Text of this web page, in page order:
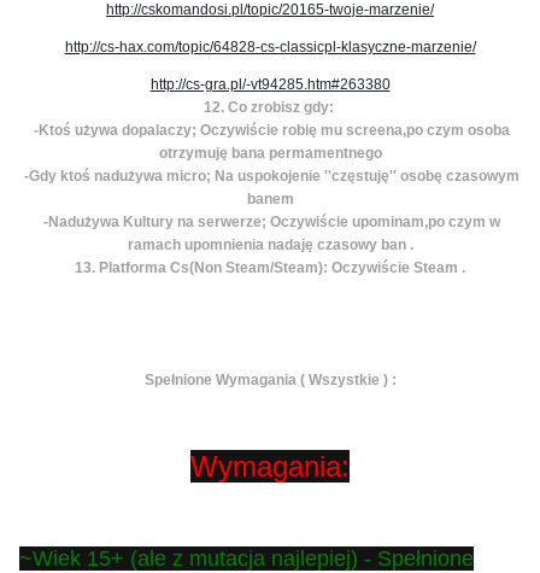
http://cskomandosi.pl/topic/20165-twoje-marzenie/
http://cs-hax.com/topic/64828-cs-classicpl-klasyczne-marzenie/
http://cs-gra.pl/-vt94285.htm#263380
12. Co zrobisz gdy:
-Ktoś używa dopalaczy; Oczywiście robię mu screena,po czym osoba
otrzymuję bana permamentnego
-Gdy ktoś nadużywa micro; Na uspokojenie ''częstuję'' osobę czasowym
banem
-Nadużywa Kultury na serwerze; Oczywiście upominam,po czym w
ramach upomnienia nadaję czasowy ban .
13. Platforma Cs(Non Steam/Steam): Oczywiście Steam .
Spełnione Wymagania ( Wszystkie ) :
Wymagania:
~Wiek 15+ (ale z mutacja najlepiej) - Spełnione